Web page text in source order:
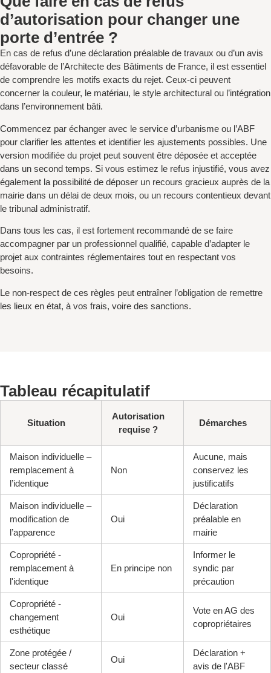
d’autorisation pour changer une
porte d’entrée ?
En cas de refus d’une déclaration préalable de travaux ou d’un avis
défavorable de l’Architecte des Bâtiments de France, il est essentiel
de comprendre les motifs exacts du rejet. Ceux-ci peuvent
concerner la couleur, le matériau, le style architectural ou l’intégration
dans l’environnement bâti.
Commencez par échanger avec le service d’urbanisme ou l’ABF
pour clarifier les attentes et identifier les ajustements possibles. Une
version modifiée du projet peut souvent être déposée et acceptée
dans un second temps. Si vous estimez le refus injustifié, vous avez
également la possibilité de déposer un recours gracieux auprès de la
mairie dans un délai de deux mois, ou un recours contentieux devant
le tribunal administratif.
Dans tous les cas, il est fortement recommandé de se faire
accompagner par un professionnel qualifié, capable d’adapter le
projet aux contraintes réglementaires tout en respectant vos
besoins.
Le non-respect de ces règles peut entraîner l’obligation de remettre
les lieux en état, à vos frais, voire des sanctions.
Tableau récapitulatif
Situation
Autorisation
requise ?
Démarches
Maison individuelle –
remplacement à
l’identique
Non
Aucune, mais
conservez les
justificatifs
Maison individuelle –
modification de
l’apparence
Oui
Déclaration
préalable en
mairie
Copropriété -
remplacement à
l'identique
En principe non
Informer le
syndic par
précaution
Copropriété -
changement
esthétique
Oui
Vote en AG des
copropriétaires
Zone protégée /
secteur classé
Oui
Déclaration +
avis de l'ABF